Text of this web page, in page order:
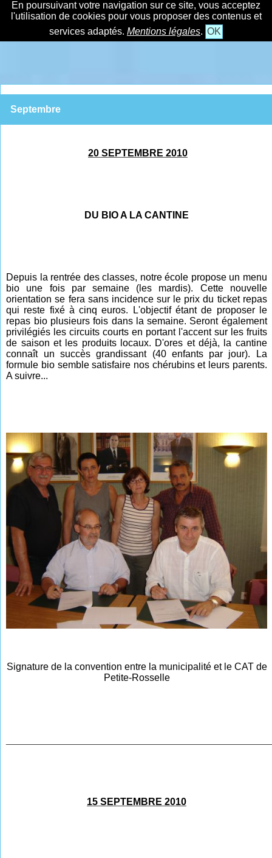
En poursuivant votre navigation sur ce site, vous acceptez
l'utilisation de cookies pour vous proposer des contenus et
services adaptés. Mentions légales. OK
Septembre
20 SEPTEMBRE 2010
DU BIO A LA CANTINE
Depuis la rentrée des classes, notre école propose un menu
bio une fois par semaine (les mardis). Cette nouvelle
orientation se fera sans incidence sur le prix du ticket repas
qui reste fixé à cinq euros. L'objectifétantde proposer le
repas bio plusieurs fois dans la semaine. Seront également
privilégiés les circuits courts en portant l'accent sur les fruits
de saison et les produits locaux. D'ores et déjà, la cantine
connaît un succès grandissant (40 enfants par jour). La
formule bio semble satisfaire nos chérubins et leurs parents.
A suivre...
Signature de la convention entre la municipalité et le CAT de
Petite-Rosselle
15 SEPTEMBRE 2010